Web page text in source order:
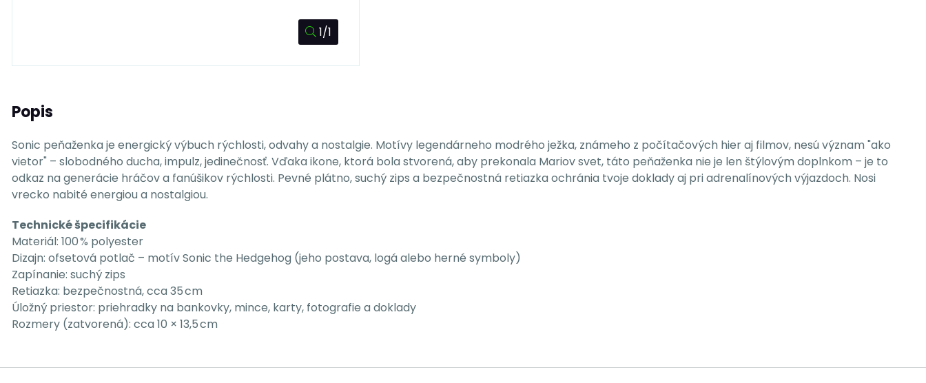
1/1
Popis
Sonic peňaženka je energický výbuch rýchlosti, odvahy a nostalgie. Motívy legendárneho modrého ježka, známeho z počítačových hier aj filmov, nesú význam "ako
vietor" – slobodného ducha, impulz, jedinečnosť. Vďaka ikone, ktorá bola stvorená, aby prekonala Mariov svet, táto peňaženka nie je len štýlovým doplnkom – je to
odkaz na generácie hráčov a fanúšikov rýchlosti. Pevné plátno, suchý zips a bezpečnostná retiazka ochránia tvoje doklady aj pri adrenalínových výjazdoch. Nosi
vrecko nabité energiou a nostalgiou.
Technické špecifikácie
Materiál: 100 % polyester
Dizajn: ofsetová potlač – motív Sonic the Hedgehog (jeho postava, logá alebo herné symboly)
Zapínanie: suchý zips
Retiazka: bezpečnostná, cca 35 cm
Úložný priestor: priehradky na bankovky, mince, karty, fotografie a doklady
Rozmery (zatvorená): cca 10 × 13,5 cm